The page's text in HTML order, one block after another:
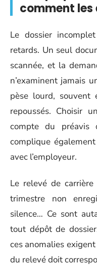
comment
Le dossier
retards. Un seul
scannée, et la
n’examinent jamais
pèse lourd, souvent
repoussés. Choisir
compte du préavis
complique
avec l’employeur.
Le relevé de
trimestre non
silence… Ce sont
tout dépôt de
ces anomalies
du relevé doit